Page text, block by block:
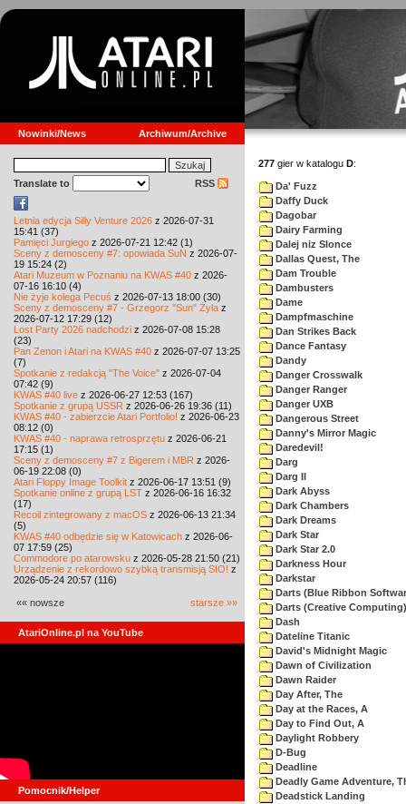
Nowinki/News Archiwum/Archive
Translate to RSS
Letnia edycja Silly Venture 2026 z 2026-07-31
15:41 (37)
Pamięci Jurgiego z 2026-07-21 12:42 (1)
Sceny z demosceny #7: opowiada SuN z 2026-07-
19 15:24 (2)
Atari Muzeum w Poznaniu na KWAS #40 z 2026-
07-16 16:10 (4)
Nie żyje kolega Pecuś z 2026-07-13 18:00 (30)
Sceny z demosceny #7 - Grzegorz "Sun" Żyła z
2026-07-12 17:29 (12)
Lost Party 2026 nadchodzi z 2026-07-08 15:28
(23)
Pan Zenon i Atari na KWAS #40 z 2026-07-07 13:25
(7)
Spotkanie z redakcją "The Voice" z 2026-07-04
07:42 (9)
KWAS #40 live z 2026-06-27 12:53 (167)
Spotkanie z grupą USSR z 2026-06-26 19:36 (11)
KWAS #40 - zabierzcie Atari Portfolio! z 2026-06-23
08:12 (0)
KWAS #40 - naprawa retrosprzętu z 2026-06-21
17:15 (1)
Sceny z demosceny #7 z Bigerem i MBR z 2026-
06-19 22:08 (0)
Atari Floppy Image Toolkit z 2026-06-17 13:51 (9)
Spotkanie online z grupą LST z 2026-06-16 16:32
(17)
Recoil zintegrowany z macOS z 2026-06-13 21:34
(5)
KWAS #40 odbędzie się w Katowicach z 2026-06-
07 17:59 (25)
Commodore po atarowsku z 2026-05-28 21:50 (21)
Urządzenie z rekordowo szybką transmisją SIO! z
2026-05-24 20:57 (116)
«« nowsze starsze »»
AtariOnline.pl na YouTube
Pomocnik/Helper
277 gier w katalogu D:
Da' Fuzz
Daffy Duck
Dagobar
Dairy Farming
Dalej niz Slonce
Dallas Quest, The
Dam Trouble
Dambusters
Dame
Dampfmaschine
Dan Strikes Back
Dance Fantasy
Dandy
Danger Crosswalk
Danger Ranger
Danger UXB
Dangerous Street
Danny's Mirror Magic
Daredevil!
Darg
Darg II
Dark Abyss
Dark Chambers
Dark Dreams
Dark Star
Dark Star 2.0
Darkness Hour
Darkstar
Darts (Blue Ribbon
Darts (Creative Computing)
Dash
Dateline Titanic
David's Midnight Magic
Dawn of Civilization
Dawn Raider
Day After, The
Day at the Races, A
Day to Find Out, A
Daylight Robbery
D-Bug
Deadline
Deadly Game Adventure,
Deadstick Landing